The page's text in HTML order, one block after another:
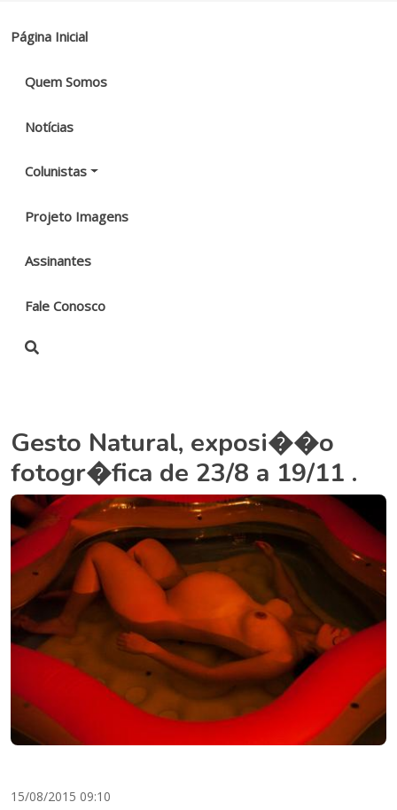
Página Inicial
Quem Somos
Notícias
Colunistas
Projeto Imagens
Assinantes
Fale Conosco
Gesto Natural, exposi��o
fotogr�fica de 23/8 a 19/11 .
15/08/2015 09:10